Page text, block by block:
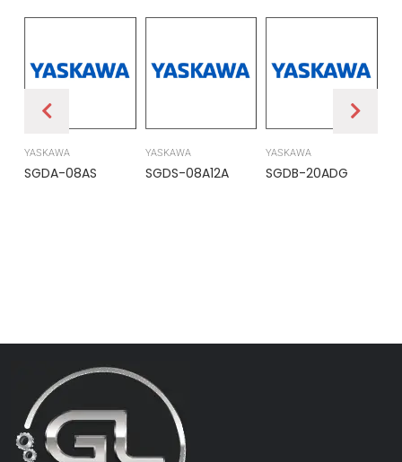
YASKAWA
SGDA-08AS
YASKAWA
SGDS-08A12A
YASKAWA
SGDB-20ADG